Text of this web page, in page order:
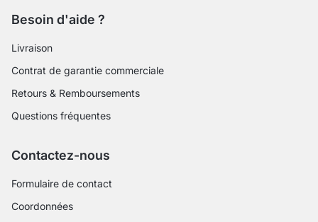
Besoin d'aide ?
Livraison
Contrat de garantie commerciale
Retours & Remboursements
Questions fréquentes
Contactez-nous
Formulaire de contact
Coordonnées